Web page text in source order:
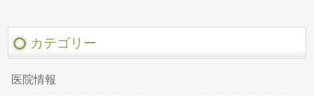
カテゴリー
医院情報